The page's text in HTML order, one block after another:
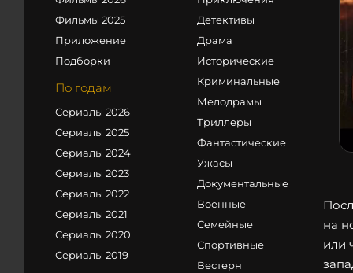
Фильмы 2025
Приложение
Подборки
По годам
Сериалы 2026
Сериалы 2025
Сериалы 2024
Сериалы 2023
Сериалы 2022
Сериалы 2021
Сериалы 2020
Сериалы 2019
Детективы
Драма
Исторические
Криминальные
Мелодрамы
Триллеры
Фантастические
Ужасы
Документальные
Военные
Семейные
Спортивные
Вестерн
на
или